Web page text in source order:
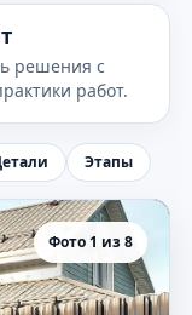
решения с
работ.
Этапы
Фото 1 из 8